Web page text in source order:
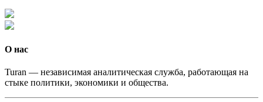
О нас
Turan — независимая аналитическая служба, работающая на
стыке политики, экономики и общества.